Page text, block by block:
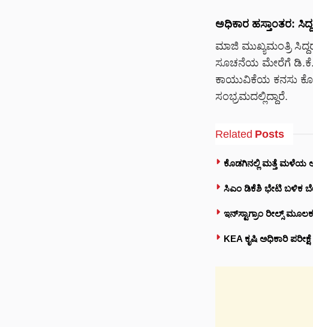
ಅಧಿಕಾರ ಹಸ್ತಾಂತರ:
ಮಾಜಿ ಮುಖ್ಯಮಂತ್ರಿ
ಸೂಚನೆಯ ಮೇರೆಗೆ ಡಿ.ಕೆ.
ಕಾಯುವಿಕೆಯ ಕನಸು
ಸಂಭ್ರಮದಲ್ಲಿದ್ದಾರೆ.
Related Posts
ಕೊಡಗಿನಲ್ಲಿ ಮತ್ತೆ ಮಳೆಯ
ಸಿಎಂ ಡಿಕೆಶಿ ಭೇಟಿ ಬಳಿಕ
ಇನ್‌ಸ್ಟಾಗ್ರಾಂ ರೀಲ್ಸ್‌
KEA ಕೃಷಿ ಅಧಿಕಾರಿ